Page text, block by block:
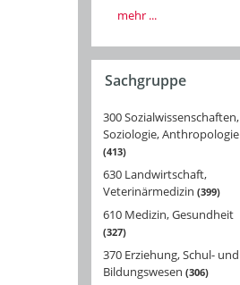
mehr ...
Sachgruppe
300 Sozialwissenschaften,
Soziologie, Anthropologie
413
630 Landwirtschaft,
Veterinärmedizin 399
610 Medizin, Gesundheit
327
370 Erziehung, Schul- und
Bildungswesen 306